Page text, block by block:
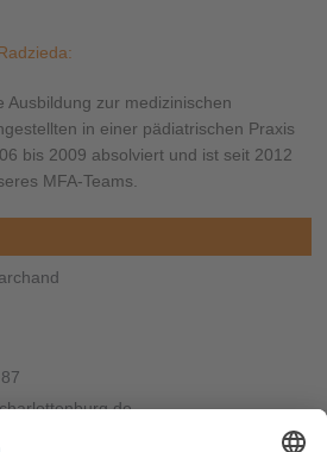
Ausbildung zur medizinischen
in einer pädiatrischen Praxis
bis 2009 absolviert und ist seit 2012
MFA-Teams.